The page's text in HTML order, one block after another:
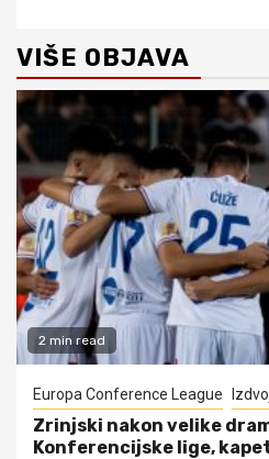
VIŠE OBJAVA
2 min read
Europa Conference League
Zrinjski nakon velike
Konferencijske lige,